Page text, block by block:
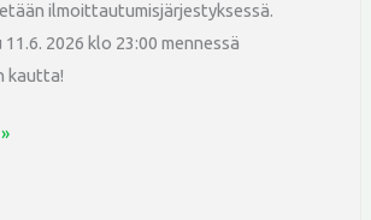
ilmoittautumisjärjestyksessä.
2026 klo 23:00 mennessä
kautta!